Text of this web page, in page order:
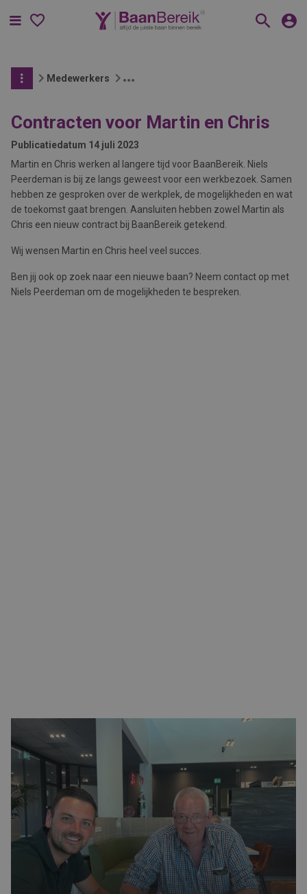
Menu
Medewerkers
Contracten voor Martin en Chris
Publicatiedatum 14 juli 2023
Martin en Chris werken al langere tijd voor BaanBereik. Niels
Peerdeman is bij ze langs geweest voor een werkbezoek. Samen
hebben ze gesproken over de werkplek, de mogelijkheden en wat
de toekomst gaat brengen. Aansluiten hebben zowel Martin als
Chris een nieuw contract bij BaanBereik getekend.
Wij wensen Martin en Chris heel veel succes.
Ben jij ook op zoek naar een nieuwe baan? Neem contact op met
Niels Peerdeman om de mogelijkheden te bespreken.